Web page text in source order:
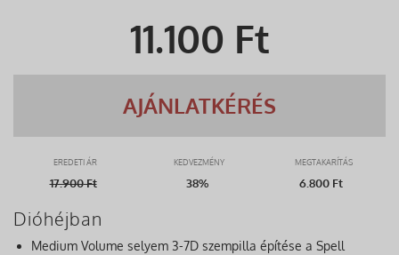
11.100 Ft
AJÁNLATKÉRÉS
EREDETI ÁR KEDVEZMÉNY MEGTAKARÍTÁS
17.900Ft 38% 6.800 Ft
Dióhéjban
Medium Volume selyem 3-7D szempilla építése a Spell